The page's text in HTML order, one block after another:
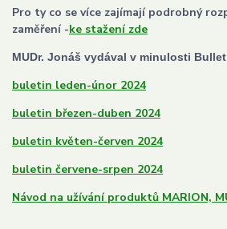
Pro ty co se více zajímají podrobný
zaměření -ke stažení zde
MUDr. Jonáš vydával v minulosti
buletin leden-únor 2024
buletin březen-duben 2024
buletin květen-červen 2024
buletin červene-srpen 2024
Návod na užívání produktů MARION,